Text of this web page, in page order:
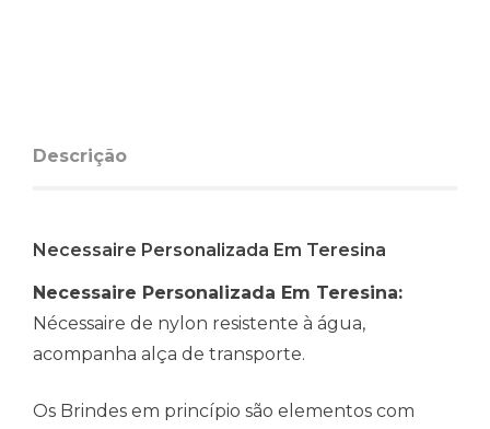
Descrição
Necessaire Personalizada Em Teresina
Necessaire Personalizada Em Teresina:
Nécessaire de nylon resistente à água,
acompanha alça de transporte.
Os Brindes em princípio são elementos com